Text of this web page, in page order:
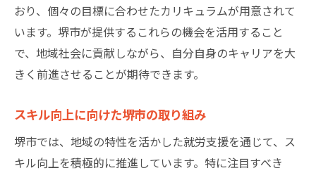
おり、個々の目標に合わせたカリキュラムが用意されて
います。堺市が提供するこれらの機会を活用すること
で、地域社会に貢献しながら、自分自身のキャリアを大
きく前進させることが期待できます。
スキル向上に向けた堺市の取り組み
堺市では、地域の特性を活かした就労支援を通じて、ス
キル向上を積極的に推進しています。特に注目すべき